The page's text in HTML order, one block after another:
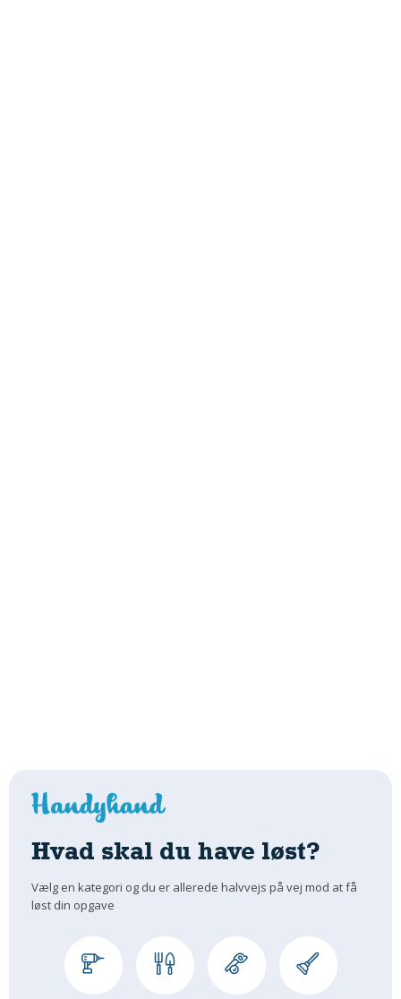
Hvad skal du have løst?
Vælg en kategori og du er allerede halvvejs på vej mod at få
løst din opgave